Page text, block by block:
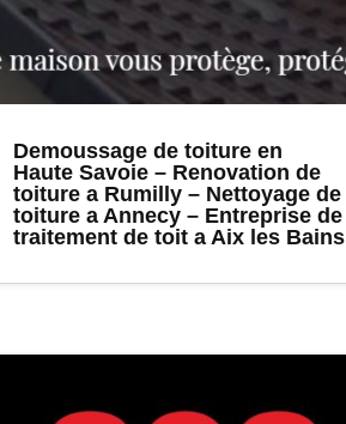
Demoussage de toiture en
Haute Savoie – Renovation de
toiture a Rumilly – Nettoyage de
toiture a Annecy – Entreprise de
traitement de toit a Aix les Bains